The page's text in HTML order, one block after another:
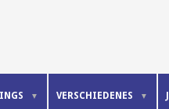
VERSCHIEDENES